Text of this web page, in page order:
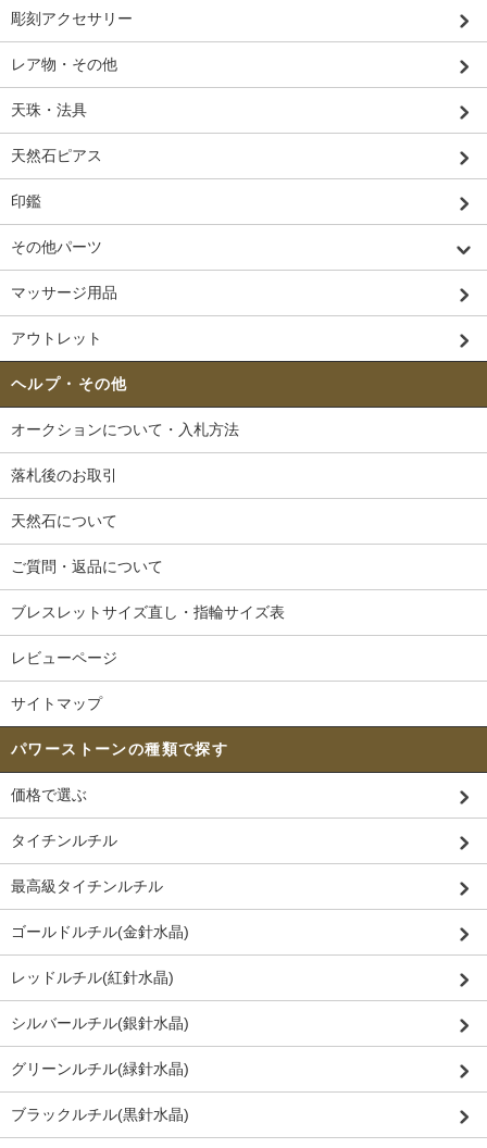
彫刻アクセサリー
レア物・その他
天珠・法具
天然石ピアス
印鑑
その他パーツ
マッサージ用品
アウトレット
ヘルプ・その他
オークションについて・入札方法
落札後のお取引
天然石について
ご質問・返品について
ブレスレットサイズ直し・指輪サイズ表
レビューページ
サイトマップ
パワーストーンの種類で探す
価格で選ぶ
タイチンルチル
最高級タイチンルチル
ゴールドルチル(金針水晶)
レッドルチル(紅針水晶)
シルバールチル(銀針水晶)
グリーンルチル(緑針水晶)
ブラックルチル(黒針水晶)